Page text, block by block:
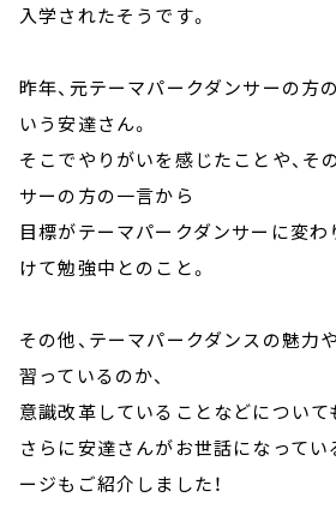
入学されたそうです。
昨年、元テーマパークダンサーの方
いう安達さん。
そこでやりがいを感じたことや、そ
サーの方の一言から
目標がテーマパークダンサーに変わ
けて勉強中とのこと。
その他、テーマパークダンスの魅力
習っているのか、
意識改革していることなどについて
さらに安達さんがお世話になって
ージもご紹介しました！